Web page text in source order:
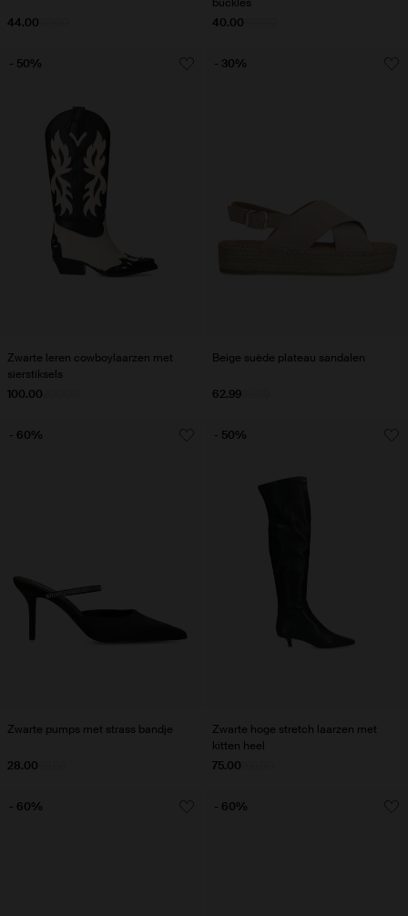
44.00 40.00
Zwarte leren cowboylaarzen met
sierstiksels
100.00
- 50%
Beige suède plateau sandalen
62.99
- 30%
Zwarte pumps met strass bandje
28.00
- 60%
Zwarte hoge stretch laarzen met
kitten heel
75.00
- 50%
- 60% - 60%